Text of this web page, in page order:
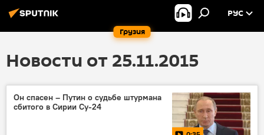
Грузия
РУС
Новости от 25.11.2015
Он спасен – Путин о судьбе штурмана
сбитого в Сирии Су-24